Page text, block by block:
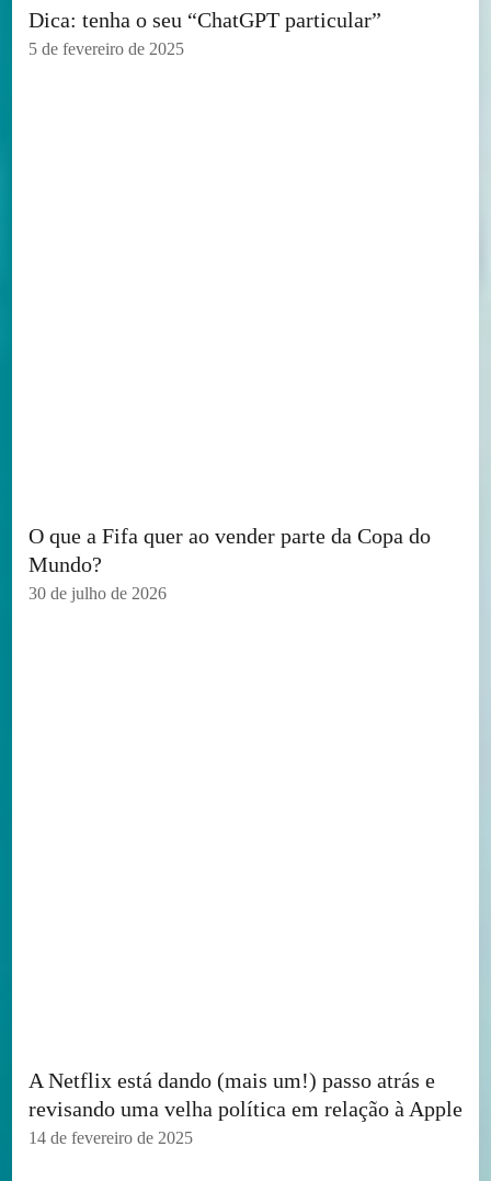
Dica: tenha o seu “ChatGPT particular”
5 de fevereiro de 2025
O que a Fifa quer ao vender parte da Copa do
Mundo?
30 de julho de 2026
A Netflix está dando (mais um!) passo atrás e
revisando uma velha política em relação à Apple
14 de fevereiro de 2025